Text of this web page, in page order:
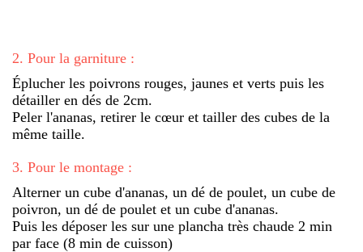
2. Pour la garniture :
Éplucher les poivrons rouges, jaunes et verts puis les
détailler en dés de 2cm.
Peler l'ananas, retirer le cœur et tailler des cubes de la
même taille.
3. Pour le montage :
Alterner un cube d'ananas, un dé de poulet, un cube de
poivron, un dé de poulet et un cube d'ananas.
Puis les déposer les sur une plancha très chaude 2 min
par face (8 min de cuisson)